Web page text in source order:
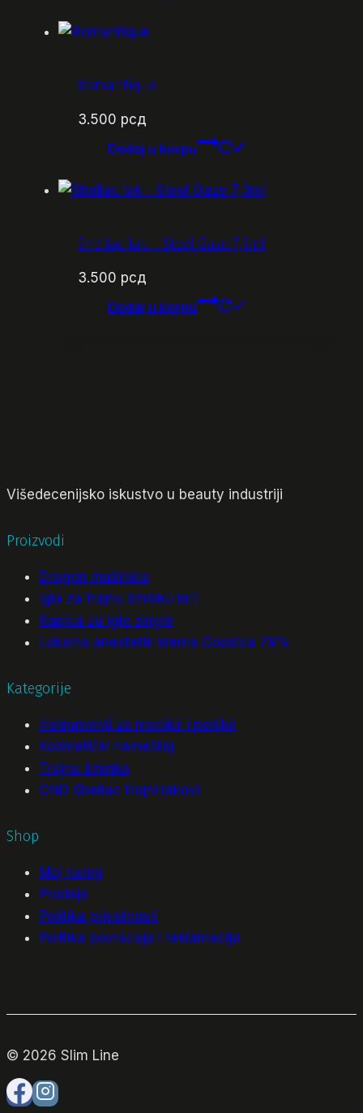
Romantique
3.500 рсд
Dodaj u korpu
Shellac lak – Steel Gaze 7,3ml
3.500 рсд
Dodaj u korpu
Višedecenijsko iskustvo u beauty industriji
Proizvodi
Dragon mašinica
Igla za trajnu šminku br.1
Kapica za igle single
Lokalna anestetik krema Goosica 79%
Kategorije
Instrumenti za manikir i pedikir
Kozmetički nameštaj
Trajna šminka
CND Shellac trajni lakovi
Shop
Moj nalog
Prodaja
Politika privatnosti
Politika povraćaja i reklamacija
© 2026 Slim Line